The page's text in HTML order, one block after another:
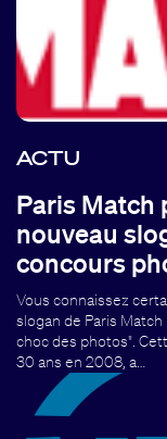
ACTU
Paris Match
nouveau
concours
Vous connaissez
slogan de Paris
choc des photos".
30 ans en 2008, a…